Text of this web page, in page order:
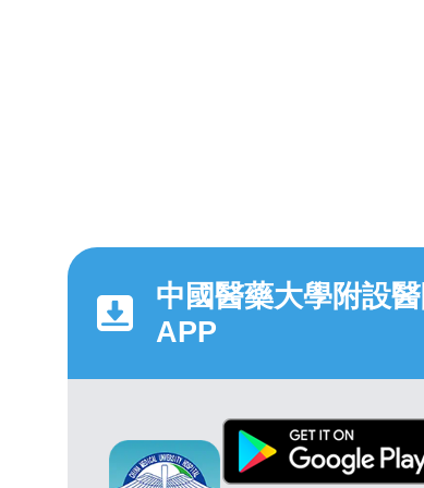
中國醫藥大學附設
APP